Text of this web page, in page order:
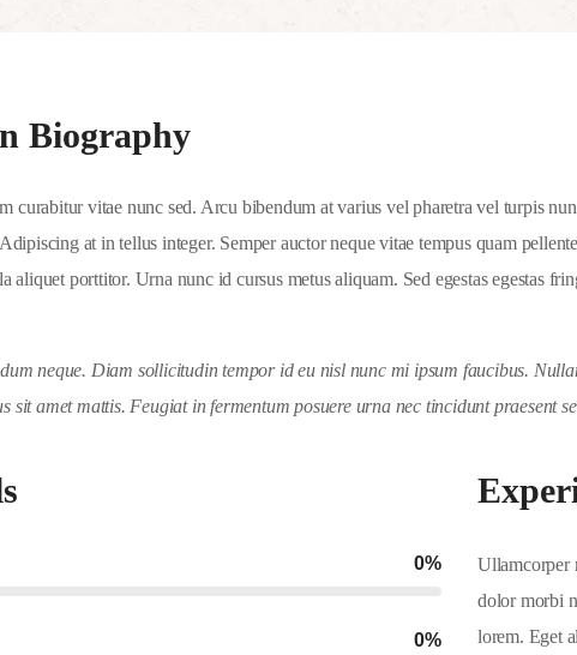
Biography
curabitur vitae nunc sed. Arcu bibendum at varius vel pharetra vel turpis
at in tellus integer. Semper auctor neque vitae tempus quam
aliquet porttitor. Urna nunc id cursus metus aliquam. Sed egestas egestas
neque. Diam sollicitudin tempor id eu nisl nunc mi ipsum faucibus.
sit amet mattis. Feugiat in fermentum posuere urna nec tincidunt praesent
0%
0%
Ullamcorper
dolor morbi
lorem. Eget